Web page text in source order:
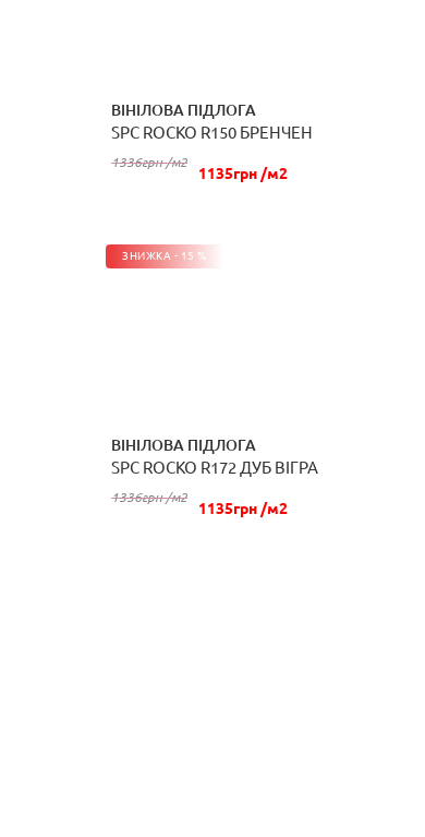
ВІНІЛОВА ПІДЛОГА
SPC ROCKO R150 БРЕНЧЕН
1336грн /м2
1135грн /м2
КУПИТИ
ЗНИЖКА - 15 %
ВІНІЛОВА ПІДЛОГА
SPC ROCKO R172 ДУБ ВІГРА
1336грн /м2
1135грн /м2
КУПИТИ